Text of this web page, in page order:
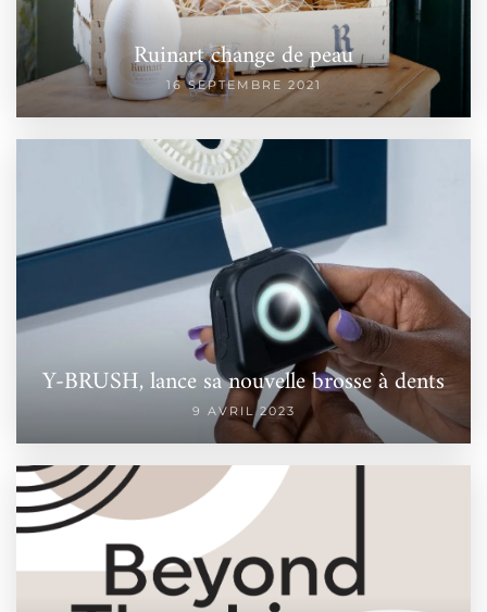
Ruinart change de peau
16 SEPTEMBRE 2021
Y-BRUSH, lance sa nouvelle brosse à dents
9 AVRIL 2023